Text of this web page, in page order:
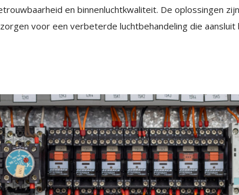
en binnenluchtkwaliteit. De oplossingen
voor een verbeterde luchtbehandeling die aansluit